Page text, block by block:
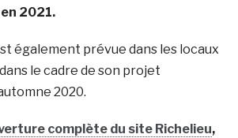
2021.
également prévue dans les locaux
le cadre de son projet
2020.
complète du site Richelieu,